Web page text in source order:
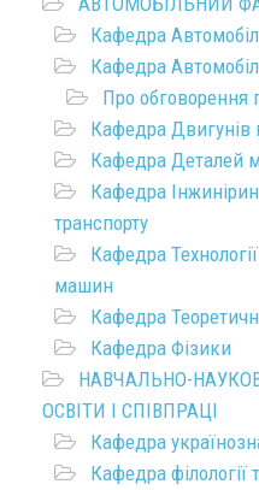
Кафедра
Кафедра
Про обговорення
Кафедра Двигунів
Кафедра Деталей
Кафедра
транспорту
Кафедра
машин
Кафедра
Кафедра Фізики
НАВЧАЛЬНО-
ОСВІТИ І СПІВПРАЦІ
Кафедра
Кафедра філології